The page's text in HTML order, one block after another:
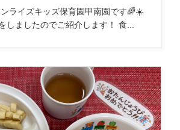
ライズキッズ保育園甲南園です🌈☀️
しましたのでご紹介します！ 食...